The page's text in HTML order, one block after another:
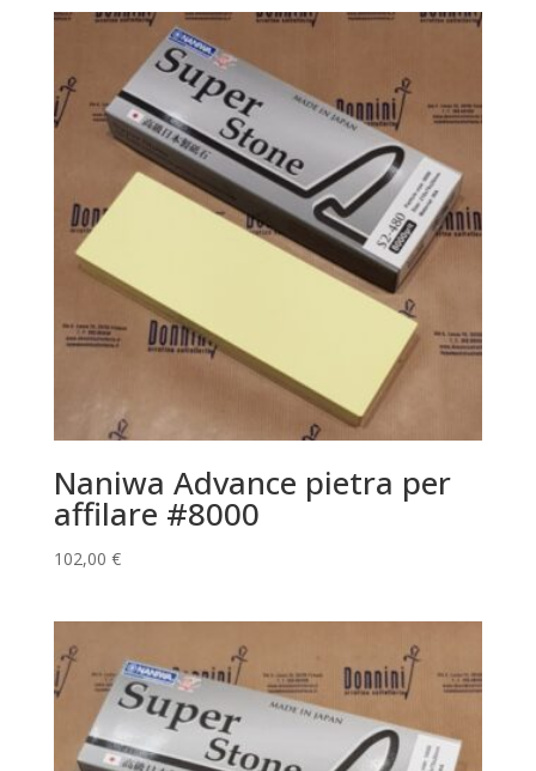
Naniwa Advance pietra per
affilare #8000
102,00 €